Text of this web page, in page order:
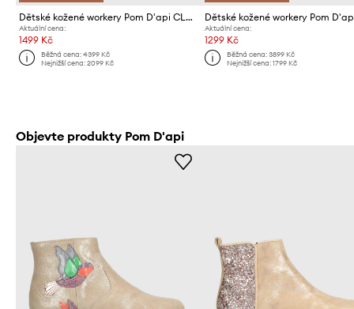
Dětské kožené workery Pom D'api CLAP RANGER
Aktuální cena:
1499 Kč
Běžná cena:4399 Kč
Nejnižší cena:2099 Kč
Aktuální cena:
1299 Kč
Běžná cena: 3899 Kč
Nejnižší cena: 1799 Kč
Objevte produkty Pom D'api